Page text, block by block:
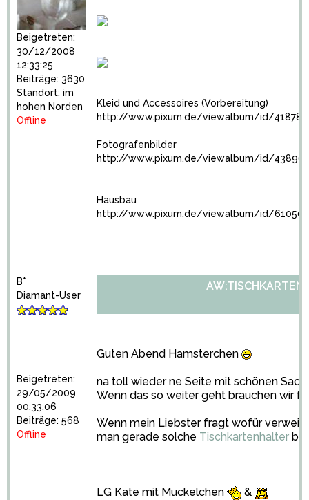
Beigetreten:
30/12/2008
12:33:25
Beiträge: 3630
Standort: im
hohen Norden
Offline
Kleid und Accessoires (Vorbereitung)
http://www.pixum.de/viewalbum/id/
Fotografenbilder
http://www.pixum.de/viewalbum/id/
Hausbau
http://www.pixum.de/viewalbum/id/
B*
Diamant-User
Beigetreten:
29/05/2009
00:33:06
Beiträge: 568
Offline
Guten Abend Hamsterchen
na toll wieder ne Seite mit schönen
Wenn das so weiter geht brauchen wir
Wenn mein Liebster fragt wofür
man gerade solche Tischkartenhalter
LG Kate mit Muckelchen &